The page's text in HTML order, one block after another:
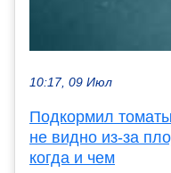
10:17, 09 Июл
Подкормил
не видно из-за
когда и чем